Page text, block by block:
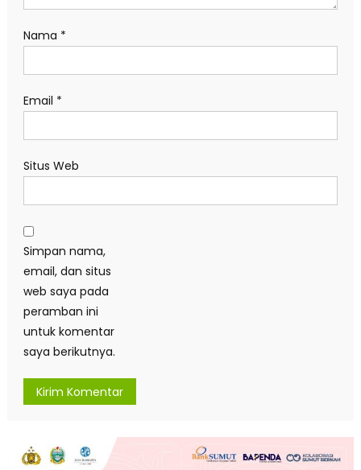
Nama *
Email *
Situs Web
Simpan nama,
email, dan situs
web saya pada
peramban ini
untuk komentar
saya berikutnya.